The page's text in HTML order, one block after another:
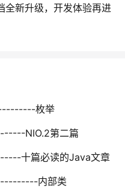
全新升级，开发体验再进
枚举
NIO.2第二篇
十篇必读的Java文章
内部类